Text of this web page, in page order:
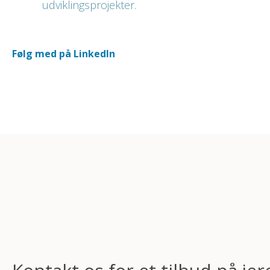
udviklingsprojekter.
Følg med på LinkedIn​